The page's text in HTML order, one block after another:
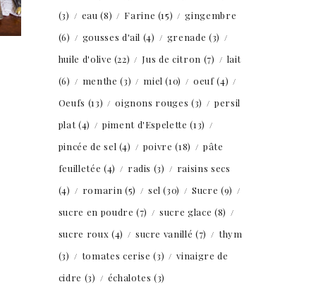
(3)
eau (8) Farine (15)
gingembre
(6)
gousses d'ail (4) grenade (3)
huile d'olive (22) Jus de citron (7)
lait
(6)
menthe (3) miel (10) oeuf(4)
Oeufs (13) oignons rouges (3)
persil
plat(4) piment d'Espelette (13)
pincée de sel (4) poivre (18)
pâte
feuilletée (4) radis (3)
raisins secs
(4)
romarin (5) sel (30) Sucre (9)
sucre en poudre (7) sucre glace (8)
sucre roux (4) sucre vanillé (7)
thym
(3)
tomates cerise (3)
vinaigre de
cidre (3) échalotes (3)